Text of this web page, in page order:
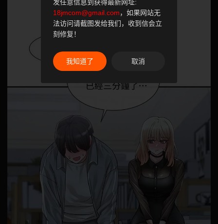
发任意信息到获得最新网址:
18jmcom@gmail.com，如果网站无
法访问请截图发给我们，收到信会立
刻修复！
我知道了 取消